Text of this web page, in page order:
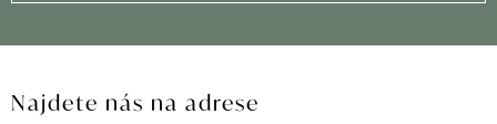
Najdete nás na adrese